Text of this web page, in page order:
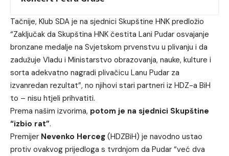
Tačnije, Klub SDA je na sjednici Skupštine HNK predložio
“Zaključak da Skupština HNK čestita Lani Pudar osvajanje
bronzane medalje na Svjetskom prvenstvu u plivanju i da
zadužuje Vladu i Ministarstvo obrazovanja, nauke, kulture i
sorta adekvatno nagradi plivačicu Lanu Pudar za
izvanredan rezultat”, no njihovi stari partneri iz HDZ-a BiH
to – nisu htjeli prihvatiti.
Prema našim izvorima, potom je na sjednici Skupštine
“izbio rat”.
Premijer Nevenko Herceg (HDZBiH) je navodno ustao
protiv ovakvog prijedloga s tvrdnjom da Pudar “već dva